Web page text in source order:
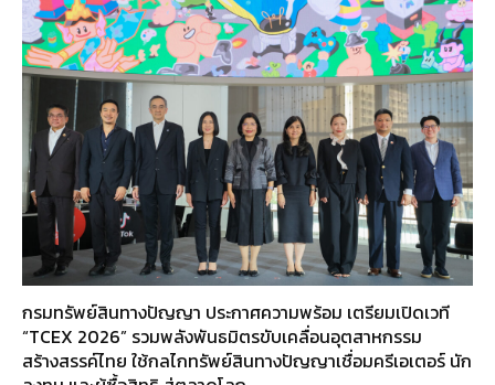
กรมทรัพย์สินทางปัญญา ประกาศความพร้อม เตรียมเปิดเวที
“TCEX 2026” รวมพลังพันธมิตรขับเคลื่อนอุตสาหกรรม
สร้างสรรค์ไทย ใช้กลไกทรัพย์สินทางปัญญาเชื่อมครีเอเตอร์ นัก